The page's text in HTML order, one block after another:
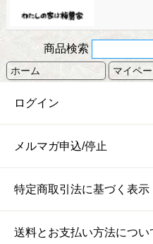
商品検索
ホーム マイペ
ログイン
メルマガ申込/停止
特定商取引法に基づく表示
送料とお支払い方法につい